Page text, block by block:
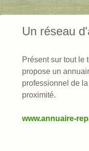
Un réseau
Présent sur tout le
propose un
professionnel de
proximité.
www.annuaire-